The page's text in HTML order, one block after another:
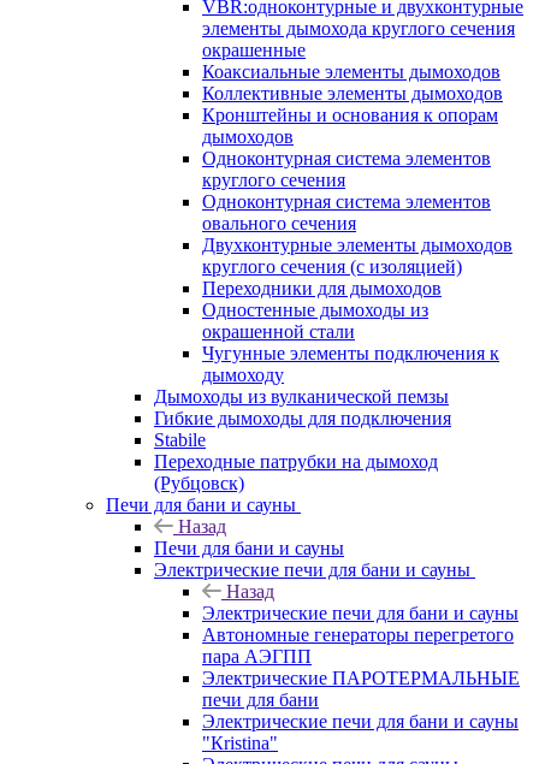
VBR:одноконтурные и двухконтурные
элементы дымохода круглого сечения
окрашенные
Коаксиальные элементы дымоходов
Коллективные элементы дымоходов
Кронштейны и основания к опорам
дымоходов
Одноконтурная система элементов
круглого сечения
Одноконтурная система элементов
овального сечения
Двухконтурные элементы дымоходов
круглого сечения (с изоляцией)
Переходники для дымоходов
Одностенные дымоходы из
окрашенной стали
Чугунные элементы подключения к
дымоходу
Дымоходы из вулканической пемзы
Гибкие дымоходы для подключения
Stabile
Переходные патрубки на дымоход
(Рубцовск)
Печи для бани и сауны
Назад
Печи для бани и сауны
Электрические печи для бани и сауны
Назад
Электрические печи для бани и сауны
Автономные генераторы перегретого
пара АЭГПП
Электрические ПАРОТЕРМАЛЬНЫЕ
печи для бани
Электрические печи для бани и сауны
"Кristina"